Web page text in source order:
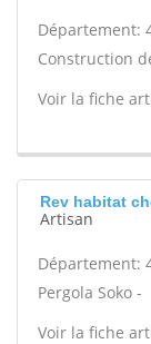
Département:
Construction
Voir la fiche
Rev habitat
Artisan
Département:
Pergola Soko -
Voir la fiche